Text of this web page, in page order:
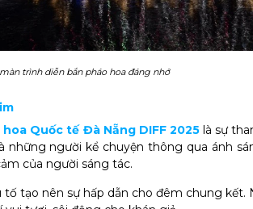
trình diễn bắn pháo hoa đáng nhớ
Quốc tế Đà Nẵng DIFF 2025là sự
người kể chuyện thông qua ánh
của người sáng tác.
tạo nên sự hấp dẫn cho đêm chung kết.